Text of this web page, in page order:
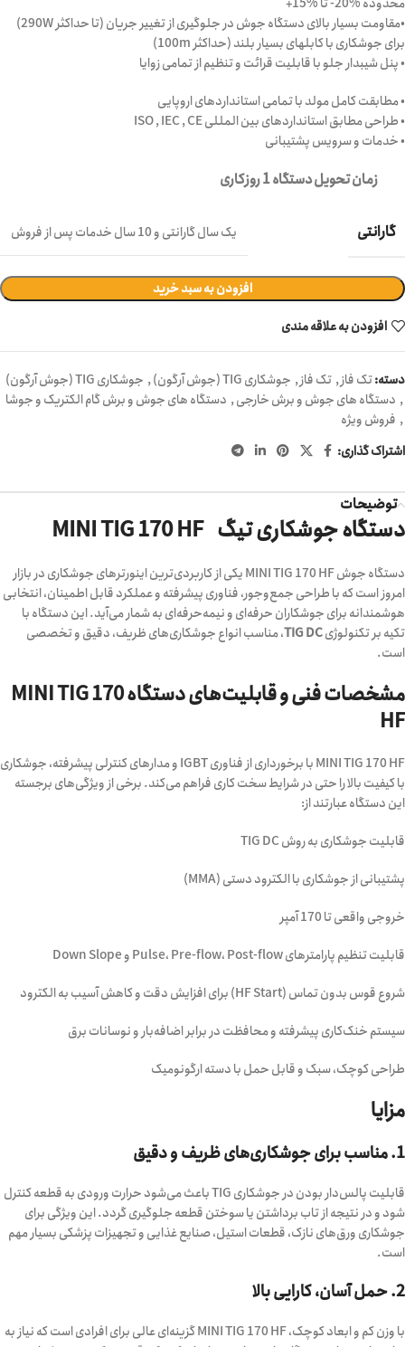
•مقاومت بسیار بالای دستگاه جوش در جلوگیری از تغییر جریان (تا حداکثر 290W)
برای جوشکاری با کابلهای بسیار بلند (حداکثر 100m)
• پنل شیبدار جلو با قابلیت قرائت و تنظیم از تمامی زوایا
• مطابقت کامل مولد با تمامی استانداردهای اروپایی
• طراحی مطابق استانداردهای بین المللی ISO , IEC , CE
• خدمات و سرویس پشتیبانی
زمان تحویل دستگاه 1 روزکاری
گارانتی یک سال گارانتی و 10 سال خدمات پس از فروش
افزودن به سبد خرید
افزودن به علاقه مندی
دسته:تک فاز, تک فاز, جوشکاری TIG (جوش آرگون) , جوشکاری TIG (جوش آرگون)
, دستگاه های جوش و برش خارجی, دستگاه های جوش و برش گام الکتریک و جوشا
, فروش ویژه
اشتراک گذاری:
توضیحات
دستگاه جوشکاری تیگ MINI TIG 170 HF
دستگاه جوش MINI TIG 170 HF یکی از کاربردی‌ترین اینورترهای جوشکاری در بازار
امروز است که با طراحی جمع‌وجور، فناوری پیشرفته و عملکرد قابل اطمینان، انتخابی
هوشمندانه برای جوشکاران حرفه‌ای و نیمه‌حرفه‌ای به شمار می‌آید. این دستگاه با
تکیه بر تکنولوژیTIG DC، مناسب انواع جوشکاری‌های ظریف، دقیق و تخصصی
است.
مشخصات فنی و قابلیت‌های دستگاه MINI TIG 170
HF
MINI TIG 170 HF با برخورداری از فناوری IGBT و مدارهای کنترلی پیشرفته، جوشکاری
با کیفیت بالا را حتی در شرایط سخت کاری فراهم می‌کند. برخی از ویژگی‌های برجسته
این دستگاه عبارتند از:
قابلیت جوشکاری به روش TIG DC
پشتیبانی از جوشکاری با الکترود دستی (MMA)
خروجی واقعی تا 170 آمپر
قابلیت تنظیم پارامترهای Pulse، Pre-flow، Post-flow و Down Slope
شروع قوس بدون تماس (HF Start) برای افزایش دقت و کاهش آسیب به الکترود
سیستم خنک‌کاری پیشرفته و محافظت در برابر اضافه‌بار و نوسانات برق
طراحی کوچک، سبک و قابل حمل با دسته ارگونومیک
مزایا
1. مناسب برای جوشکاری‌های ظریف و دقیق
قابلیت پالس‌دار بودن در جوشکاری TIG باعث می‌شود حرارت ورودی به قطعه کنترل
شود و در نتیجه از تاب برداشتن یا سوختن قطعه جلوگیری گردد. این ویژگی برای
جوشکاری ورق‌های نازک، قطعات استیل، صنایع غذایی و تجهیزات پزشکی بسیار مهم
است.
2. حمل آسان، کارایی بالا
با وزن کم و ابعاد کوچک، MINI TIG 170 HF گزینه‌ای عالی برای افرادی است که نیاز به